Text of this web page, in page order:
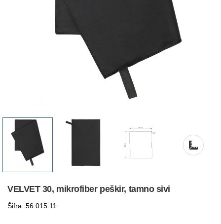
VELVET 30, mikrofiber peškir, tamno sivi
Šifra: 56.015.11